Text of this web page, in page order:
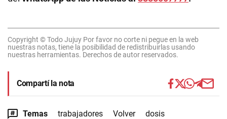
Copyright © Todo Jujuy Por favor no corte ni pegue en la web
nuestras notas, tiene la posibilidad de redistribuirlas usando
nuestras herramientas. Derechos de autor reservados.
Compartí la nota
Temas trabajadores Volver dosis